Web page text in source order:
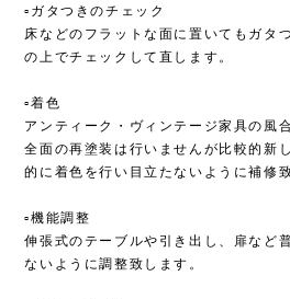
▫︎ガタつきのチェック
床などのフラットな面に置いてもガタ
の上でチェックして直します。
▫︎着色
アンティーク・ヴィンテージ家具の風
全面の再塗装は行いませんが比較的新
的に着色を行い目立たないように補修
▫︎機能調整
伸張式のテーブルや引き出し、扉など
ないように調整致します。